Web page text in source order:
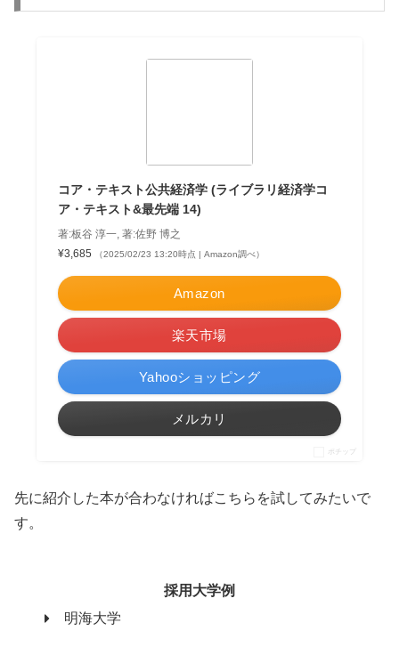
コア・テキスト公共経済学 (ライブラリ経済学コ
ア・テキスト&最先端 14)
著:板谷 淳一, 著:佐野 博之
¥3,685
（2025/02/23 13:20時点 | Amazon調べ）
Amazon
楽天市場
Yahooショッピング
メルカリ
ポチップ
先に紹介した本が合わなければこちらを試してみたいで
す。
採用大学例
明海大学